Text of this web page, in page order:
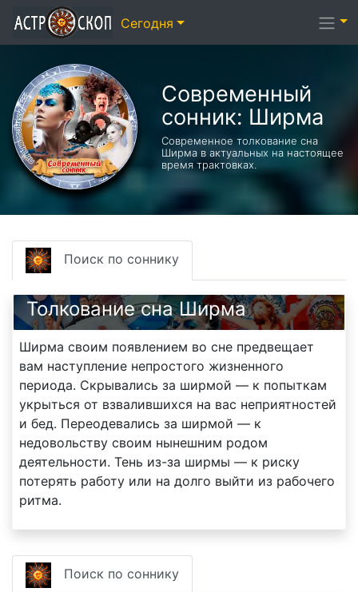
Современный
сонник: Ширма
Современное толкование сна
Ширма в актуальных на настоящее
время трактовках.
Поиск по соннику
Толкование сна Ширма
Ширма своим появлением во сне предвещает
вам наступление непростого жизненного
периода. Скрывались за ширмой — к попыткам
укрыться от взвалившихся на вас неприятностей
и бед. Переодевались за ширмой — к
недовольству своим нынешним родом
деятельности. Тень из-за ширмы — к риску
потерять работу или на долго выйти из рабочего
ритма.
Поиск по соннику
Сегодня